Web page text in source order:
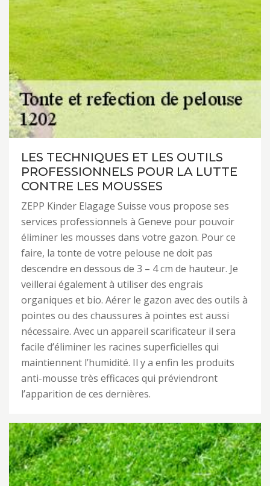
LES TECHNIQUES ET LES OUTILS
PROFESSIONNELS POUR LA LUTTE
CONTRE LES MOUSSES
ZEPP Kinder Elagage Suisse vous propose ses
services professionnels à Geneve pour pouvoir
éliminer les mousses dans votre gazon. Pour ce
faire, la tonte de votre pelouse ne doit pas
descendre en dessous de 3 – 4 cm de hauteur. Je
veillerai également à utiliser des engrais
organiques et bio. Aérer le gazon avec des outils à
pointes ou des chaussures à pointes est aussi
nécessaire. Avec un appareil scarificateur il sera
facile d’éliminer les racines superficielles qui
maintiennent l’humidité. Il y a enfin les produits
anti-mousse très efficaces qui préviendront
l’apparition de ces dernières.